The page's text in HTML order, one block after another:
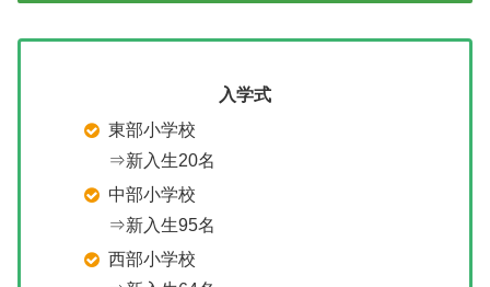
入学式
東部小学校
⇒新入生20名
中部小学校
⇒新入生95名
西部小学校